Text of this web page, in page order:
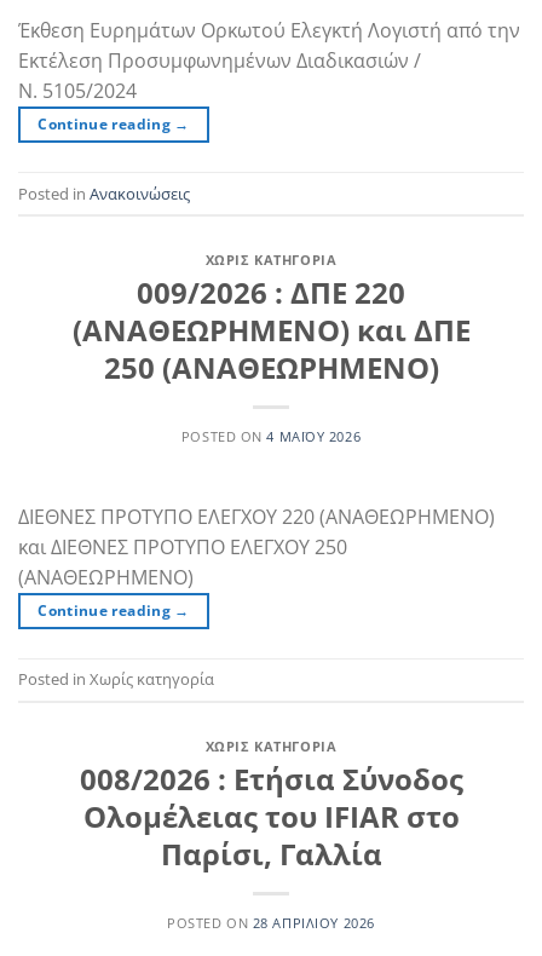
Έκθεση Ευρημάτων Ορκωτού Ελεγκτή Λογιστή από την
Εκτέλεση Προσυμφωνημένων Διαδικασιών /
Ν. 5105/2024
Continue reading →
Posted in Ανακοινώσεις
ΧΩΡΊΣ ΚΑΤΗΓΟΡΊΑ
009/2026 : ΔΠΕ 220
(ΑΝΑΘΕΩΡΗΜΕΝΟ) και ΔΠΕ
250 (ΑΝΑΘΕΩΡΗΜΕΝΟ)
POSTED ON4 ΜΑΪ́ΟΥ 2026
ΔΙΕΘΝΕΣ ΠΡΟΤΥΠΟ ΕΛΕΓΧΟΥ 220 (ΑΝΑΘΕΩΡΗΜΕΝΟ)
και ΔΙΕΘΝΕΣ ΠΡΟΤΥΠΟ ΕΛΕΓΧΟΥ 250
(ΑΝΑΘΕΩΡΗΜΕΝΟ)
Continue reading →
Posted in Χωρίς κατηγορία
ΧΩΡΊΣ ΚΑΤΗΓΟΡΊΑ
008/2026 : Ετήσια Σύνοδος
Ολομέλειας του IFIAR στο
Παρίσι, Γαλλία
POSTED ON 28 ΑΠΡΙΛΊΟΥ 2026